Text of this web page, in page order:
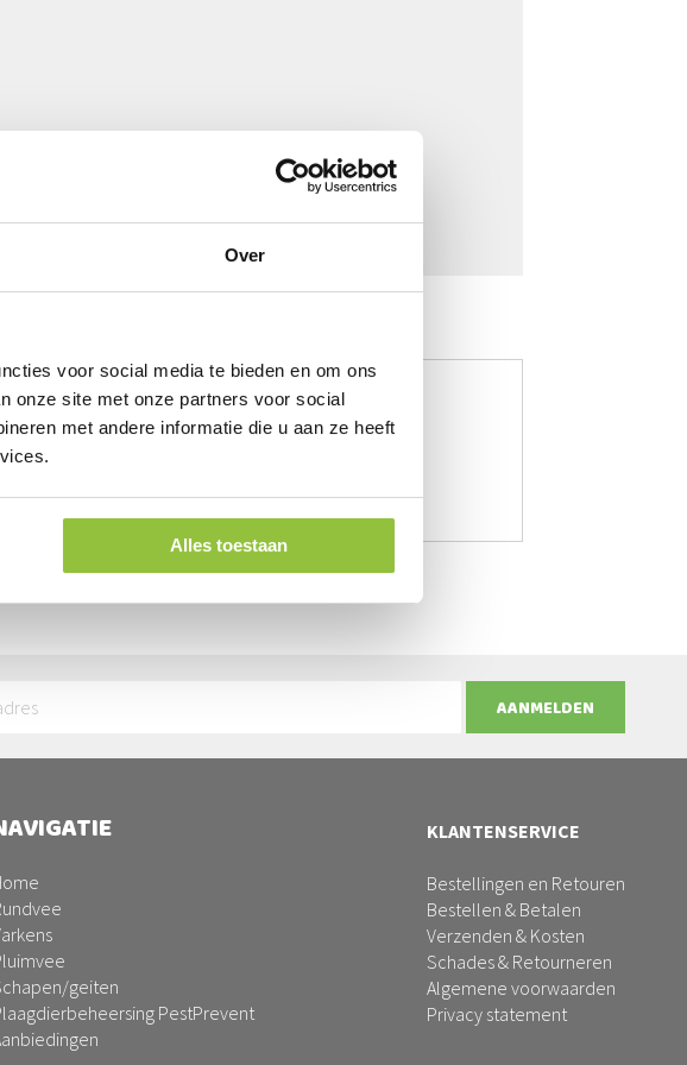
Over
voor social media te bieden en om ons
onze site met onze partners voor social
met andere informatie die u aan ze heeft
Alles toestaan
AANMELDEN
geiten
PestPrevent
KLANTENSERVICE
Bestellingen en Retouren
Bestellen & Betalen
Verzenden & Kosten
Schades & Retourneren
Algemene voorwaarden
Privacy statement